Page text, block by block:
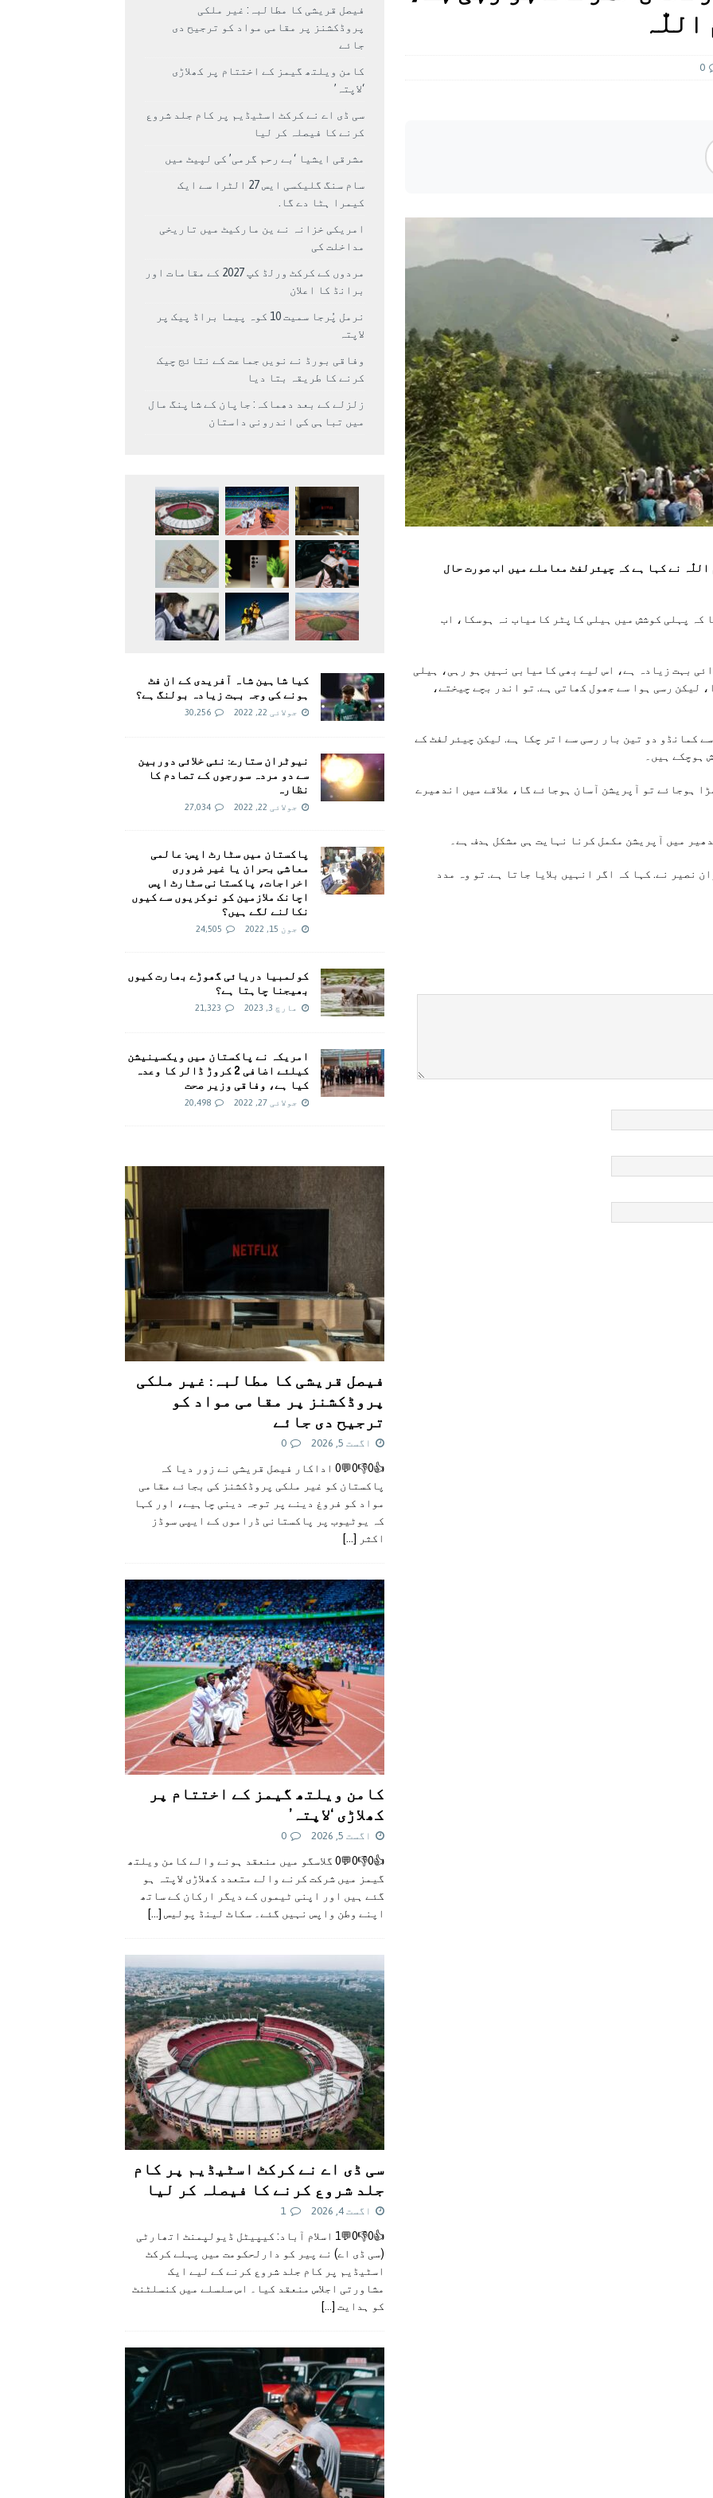
غیر ملکی پروڈکشنز پر مقامی مواد کو ترجیح دی جائے
اللّٰہ
0
اللّٰہ نے کہا ہے کہ چیئرلفٹ معاملے میں اب صورت حال
کہ پہلی کوشش میں ہیلی کاپٹر کامیاب نہ ہوسکا، اب
بہت زیادہ ہے، اس لیے بھی کامیابی نہیں ہو رہی، ہیلی
لیکن رسی ہوا سے جھول کھاتی ہے. تو اندر بچے چیختے،
کمانڈو دو تین بار رسی سے اتر چکا ہے. لیکن چیئرلفٹ کے
ہوچکے ہیں۔
ہوجائے تو آپریشن آسان ہوجائے گا، علاقے میں اندھیرے
میں آپریشن مکمل کرنا نہایت ہی مشکل ہدف ہے۔
جی) ریسکیو 1122 ڈاکٹر رضوان نصیر نے. کہا کہ اگر انہیں بلایا جاتا ہے. تو وہ مدد
فیصل قریشی کا مطالبہ: غیر ملکی
پروڈکشنز پر مقامی مواد کو ترجیح دی
جائے
کامن ویلتھ گیمز کے اختتام پر کھلاڑی
‘لاپتہ’
سی ڈی اے نے کرکٹ اسٹیڈیم پر کام جلد شروع
کرنے کا فیصلہ کر لیا
مشرقی ایشیا ‘بے رحم گرمی’ کی لپیٹ میں
سام سنگ گلیکسی ایس 27 الٹرا سے ایک
کیمرا ہٹا دے گا.
امریکی خزانہ نے ین مارکیٹ میں تاریخی
مداخلت کی
مردوں کے کرکٹ ورلڈ کپ 2027 کے مقامات اور
برانڈ کا اعلان
نرمل پُرجا سمیت 10 کوہ پیما براڈ پیک پر
لاپتہ
وفاقی بورڈ نے نویں جماعت کے نتائج چیک
کرنے کا طریقہ بتا دیا
زلزلے کے بعد دھماکہ: جاپان کے شاپنگ مال
میں تباہی کی اندرونی داستان
کیا شاہین شاہ آفریدی کے ان فٹ
ہونے کی وجہ بہت زیادہ بولنگ ہے؟
جولائی 22, 2022 30,256
نیوٹران ستارے: نئی خلائی دوربین
سے دو مردہ سورجوں کے تصادم کا
نظارہ
جولائی 22, 2022 27,034
پاکستان میں سٹارٹ اپس: عالمی
معاشی بحران یا غیر ضروری
اخراجات، پاکستانی سٹارٹ اپس
اچانک ملازمین کو نوکریوں سے کیوں
نکالنے لگے ہیں؟
جون 15, 2022 24,505
کولمبیا دریائی گھوڑے بھارت کیوں
بھیجنا چاہتا ہے؟
مارچ 3, 2023 21,323
امريکہ نے پاکستان میں ویکسینیشن
کیلئے اضافی 2 کروڑ ڈالر کا وعدہ
کیا ہے، وفاقی وزیر صحت
جولائی 27, 2022 20,498
فیصل قریشی کا مطالبہ: غیر ملکی
پروڈکشنز پر مقامی مواد کو
ترجیح دی جائے
اگست 5, 2026 0
👍0👎0💬0 اداکار فیصل قریشی نے زور دیا کہ
پاکستان کو غیر ملکی پروڈکشنز کی بجائے مقامی
مواد کو فروغ دینے پر توجہ دینی چاہیے، اور کہا
کہ یوٹیوب پر پاکستانی ڈراموں کے ایپی سوڈز
اکثر
[...]
کامن ویلتھ گیمز کے اختتام پر
کھلاڑی ‘لاپتہ’
اگست 5, 2026 0
👍0👎0💬0 گلاسگو میں منعقد ہونے والے کامن ویلتھ
گیمز میں شرکت کرنے والے متعدد کھلاڑی لاپتہ ہو
گئے ہیں اور اپنی ٹیموں کے دیگر ارکان کے ساتھ
اپنے وطن واپس نہیں گئے۔ سکاٹ لینڈ پولیس [...]
سی ڈی اے نے کرکٹ اسٹیڈیم پر کام
جلد شروع کرنے کا فیصلہ کر لیا
اگست 4, 2026 1
👍0👎0💬1 اسلام آباد: کیپیٹل ڈیولپمنٹ اتھارٹی
(سی ڈی اے) نے پیر کو دارلحکومت میں پہلے کرکٹ
اسٹیڈیم پر کام جلد شروع کرنے کے لیے ایک
مشاورتی اجلاس منعقد کیا۔ اس سلسلے میں کنسلٹنٹ
کو ہدایت [...]